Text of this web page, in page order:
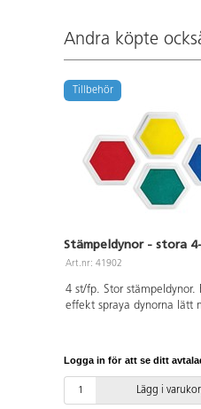
Andra köpte
Tillbehör
Stämpeldynor - stora
Art.nr: 41902
4 st/fp. Stor stämpeldynor.
effekt spraya dynorna lätt
Logga in för att se ditt
Lägg i